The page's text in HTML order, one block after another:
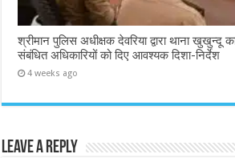
श्रीमान पुलिस अधीक्षक देवरिया द्वारा थाना खुखुन्दू
संबंधित अधिकारियों को दिए आवश्यक दिशा-निर्देश
4 weeks ago
Leave a Reply